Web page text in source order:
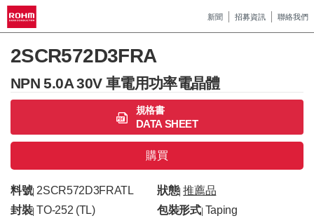
新聞 招募資訊 聯絡我們
2SCR572D3FRA
NPN 5.0A 30V 車電用功率電晶體
規格書
DATA SHEET
購買
料號|2SCR572D3FRATL 狀態|推薦品
封裝| TO-252 (TL) 包裝形式| Taping